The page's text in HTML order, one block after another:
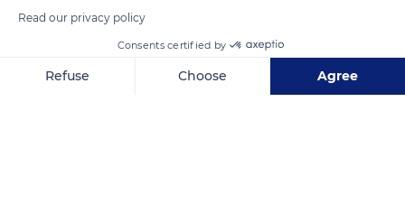
TRANSLATE
Read our privacy policy
Consents certified by
Refuse Choose Agree